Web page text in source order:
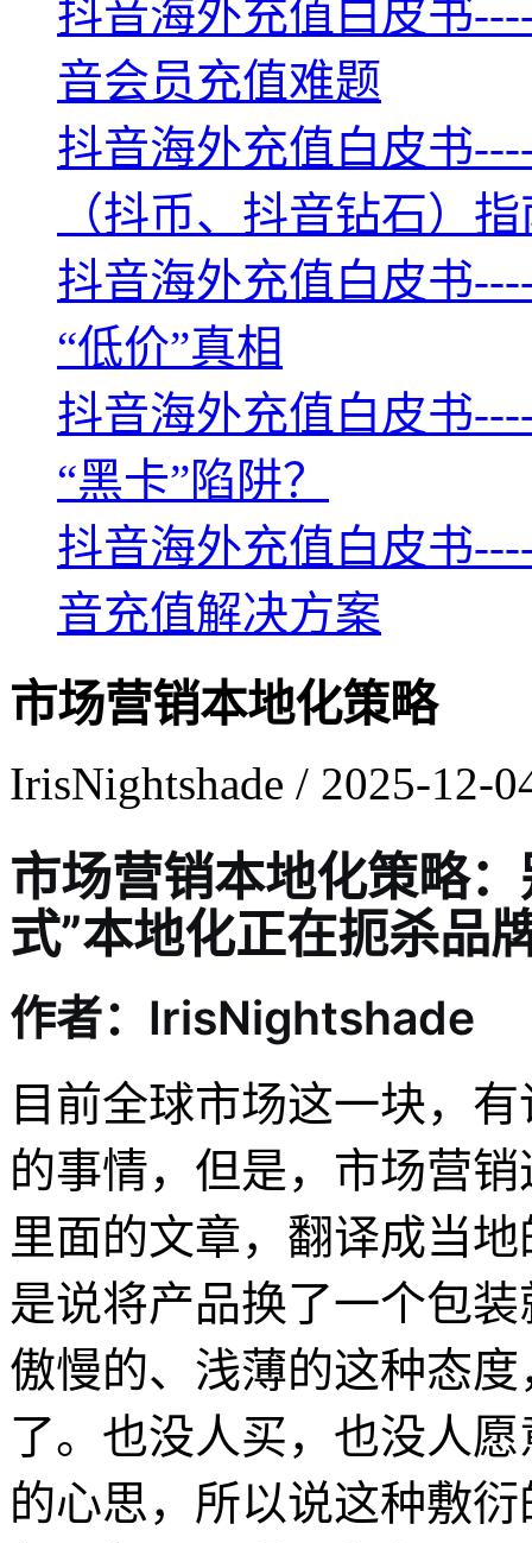
抖音海外充值白皮书
音会员充值难题
抖音海外充值白皮书
（抖币、抖音钻石）
抖音海外充值白皮书
“低价”真相
抖音海外充值白皮书
“黑卡”陷阱？
抖音海外充值白皮书
音充值解决方案
市场营销本地化策略
IrisNightshade / 2025-12-
市场营销本地化策略
式”本地化正在扼杀品
作者：IrisNightshade
目前全球市场这一块，
的事情，但是，市场营
里面的文章，翻译成当
是说将产品换了一个包
傲慢的、浅薄的这种态
了。也没人买，也没人
的心思，所以说这种敷